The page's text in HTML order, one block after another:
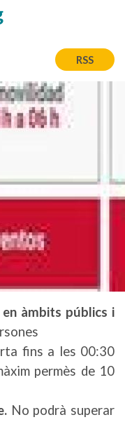
RSS
àmbits públics i
fins a les 00:30
permès de 10
No podrà superar